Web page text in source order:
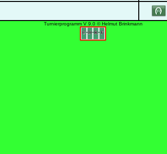
Turnierprogramm V 9.0 © Helmut Brinkmann